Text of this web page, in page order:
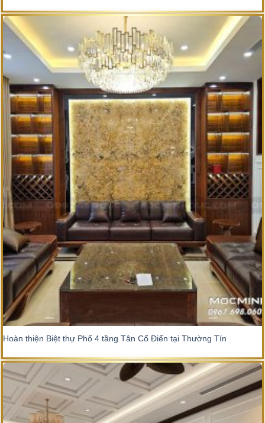
Hoàn thiện Biệt thự Phố 4 tầng Tân Cổ Điển tại Thường Tín